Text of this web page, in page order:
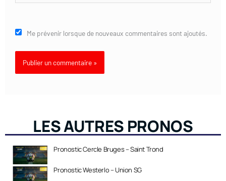
Me prévenir lorsque de nouveaux commentaires sont ajoutés.
LES AUTRES PRONOS
Pronostic Cercle Bruges – Saint Trond
Pronostic Westerlo – Union SG